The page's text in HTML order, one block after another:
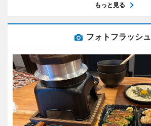
もっと見る
フォトフラッシュ